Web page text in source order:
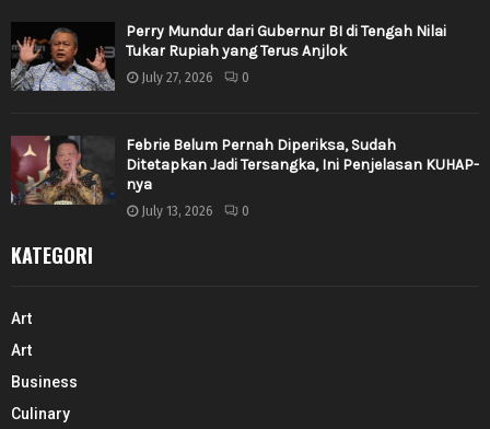
Perry Mundur dari Gubernur BI di Tengah Nilai
Tukar Rupiah yang Terus Anjlok
July 27, 2026 0
Febrie Belum Pernah Diperiksa, Sudah
Ditetapkan Jadi Tersangka, Ini Penjelasan KUHAP-
nya
July 13, 2026 0
KATEGORI
Art
Art
Business
Culinary